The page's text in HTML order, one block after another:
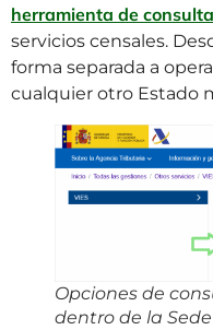
herramienta de
servicios censales.
forma separada a
cualquier otro Estado
Opciones de
dentro de la